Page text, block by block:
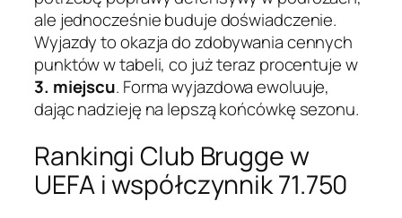
ale jednocześnie buduje doświadczenie.
Wyjazdy to okazja do zdobywania cennych
punktów w tabeli, co już teraz procentuje w
3. miejscu. Forma wyjazdowa ewoluuje,
dając nadzieję na lepszą końcówkę sezonu.
Rankingi Club Brugge w
UEFA i współczynnik 71.750